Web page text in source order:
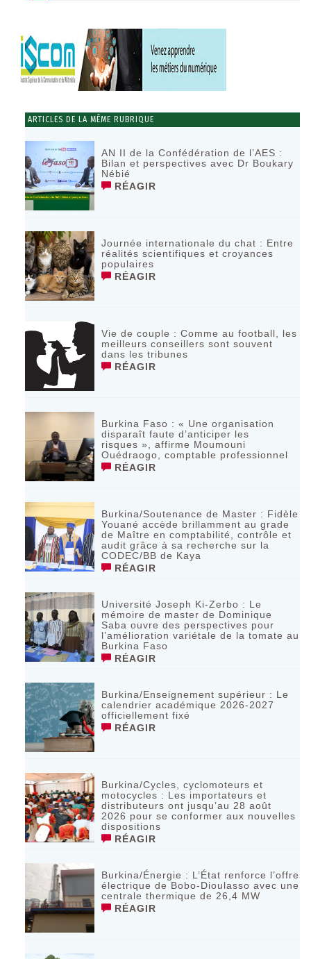
ARTICLES DE LA MÊME RUBRIQUE
AN II de la Confédération de l’AES :
Bilan et perspectives avec Dr Boukary
Nébié
RÉAGIR
Journée internationale du chat : Entre
réalités scientifiques et croyances
populaires
RÉAGIR
Vie de couple : Comme au football, les
meilleurs conseillers sont souvent
dans les tribunes
RÉAGIR
Burkina Faso : « Une organisation
disparaît faute d’anticiper les
risques », affirme Moumouni
Ouédraogo, comptable professionnel
RÉAGIR
Burkina/Soutenance de Master : Fidèle
Youané accède brillamment au grade
de Maître en comptabilité, contrôle et
audit grâce à sa recherche sur la
CODEC/BB de Kaya
RÉAGIR
Université Joseph Ki-Zerbo : Le
mémoire de master de Dominique
Saba ouvre des perspectives pour
l’amélioration variétale de la tomate au
Burkina Faso
RÉAGIR
Burkina/Enseignement supérieur : Le
calendrier académique 2026-2027
officiellement fixé
RÉAGIR
Burkina/Cycles, cyclomoteurs et
motocycles : Les importateurs et
distributeurs ont jusqu’au 28 août
2026 pour se conformer aux nouvelles
dispositions
RÉAGIR
Burkina/Énergie : L’État renforce l’offre
électrique de Bobo-Dioulasso avec une
centrale thermique de 26,4 MW
RÉAGIR